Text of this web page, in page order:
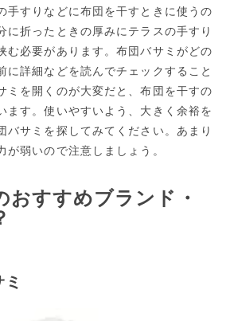
手すりなどに布団を干すときに使うの
に折ったときの厚みにテラスの手すり
む必要があります。布団バサミがどの
に詳細などを読んでチェックすること
ミを開くのが大変だと、布団を干すの
ます。使いやすいよう、大きく余裕を
バサミを探してみてください。あまり
が弱いので注意しましょう。
おすすめブランド・